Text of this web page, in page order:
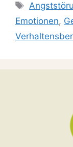
Emotionen,